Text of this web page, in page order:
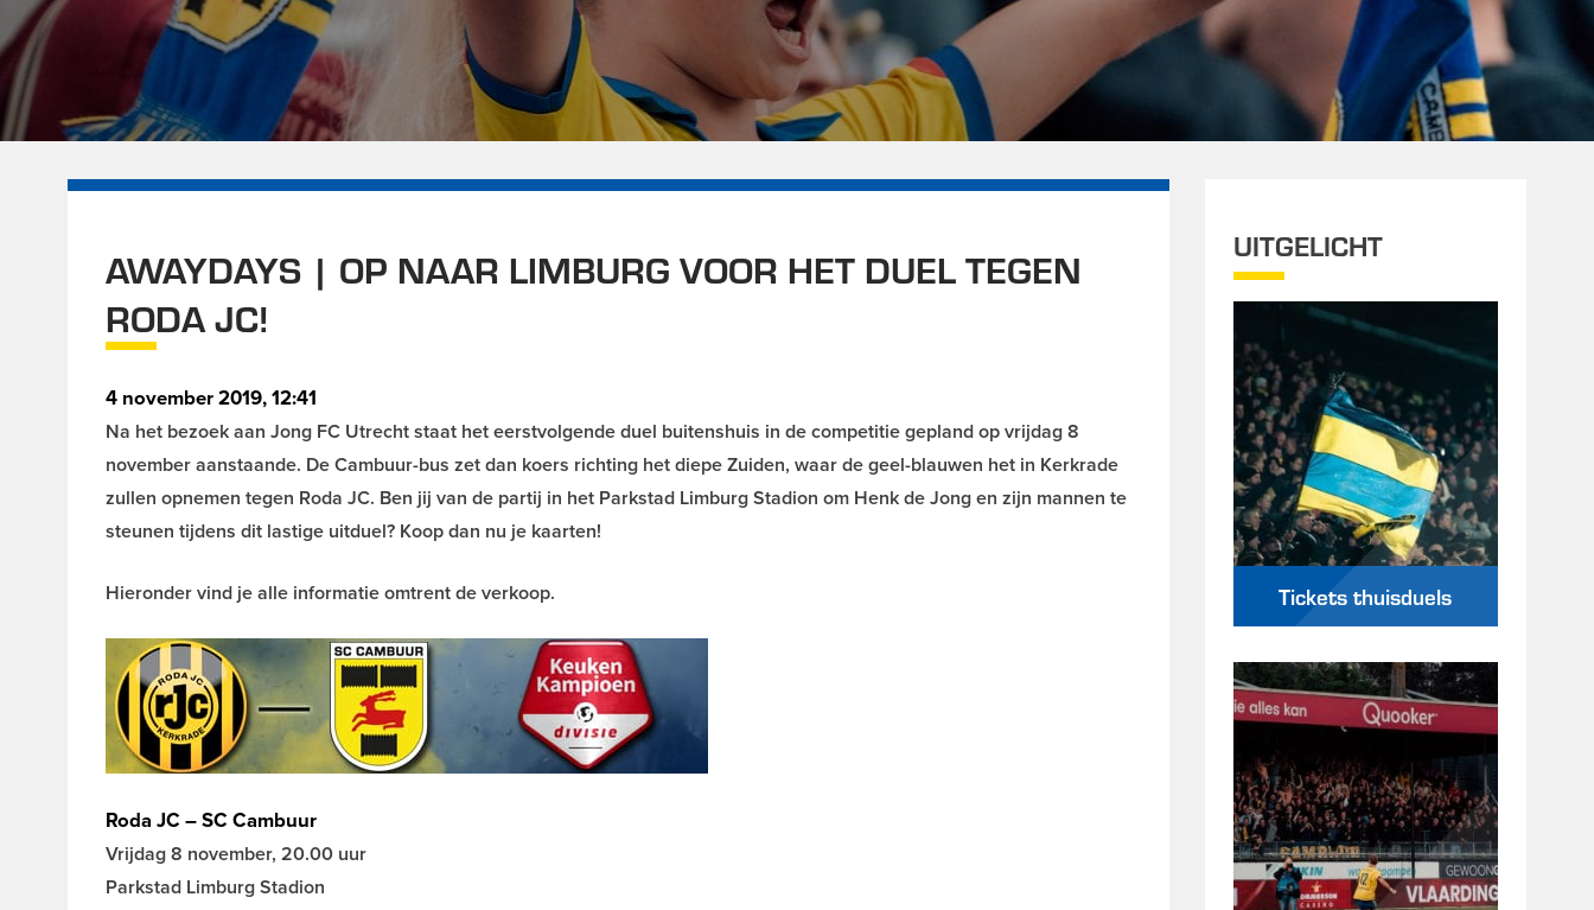
AWAYDAYS | OP NAAR LIMBURG VOOR HET DUEL TEGEN
RODA JC!
4 november 2019, 12:41
Na het bezoek aan Jong FC Utrecht staat het eerstvolgende duel buitenshuis in de competitie gepland op vrijdag 8
november aanstaande. De Cambuur-bus zet dan koers richting het diepe Zuiden, waar de geel-blauwen het in Kerkrade
zullen opnemen tegen Roda JC. Ben jij van de partij in het Parkstad Limburg Stadion om Henk de Jong en zijn mannen te
steunen tijdens dit lastige uitduel? Koop dan nu je kaarten!
Hieronder vind je alle informatie omtrent de verkoop.
Roda JC – SC Cambuur
Vrijdag 8 november, 20.00 uur
Parkstad Limburg Stadion
UITGELICHT
Tickets thuisduels